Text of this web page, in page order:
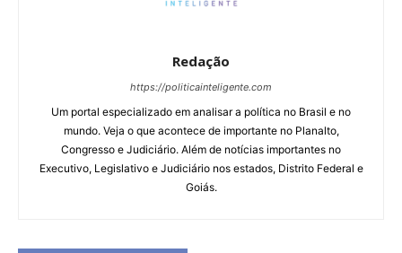
Redação
https://politicainteligente.com
Um portal especializado em analisar a política no Brasil e no
mundo. Veja o que acontece de importante no Planalto,
Congresso e Judiciário. Além de notícias importantes no
Executivo, Legislativo e Judiciário nos estados, Distrito Federal e
Goiás.